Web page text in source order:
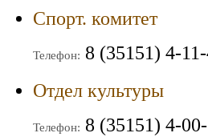
Спорт. комитет
Телефон: 8 (35151) 4-
Отдел культуры
Телефон: 8 (35151) 4-